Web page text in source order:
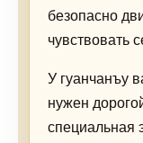
безопасно
чувствовать
У гуанчанъу
нужен
специальная